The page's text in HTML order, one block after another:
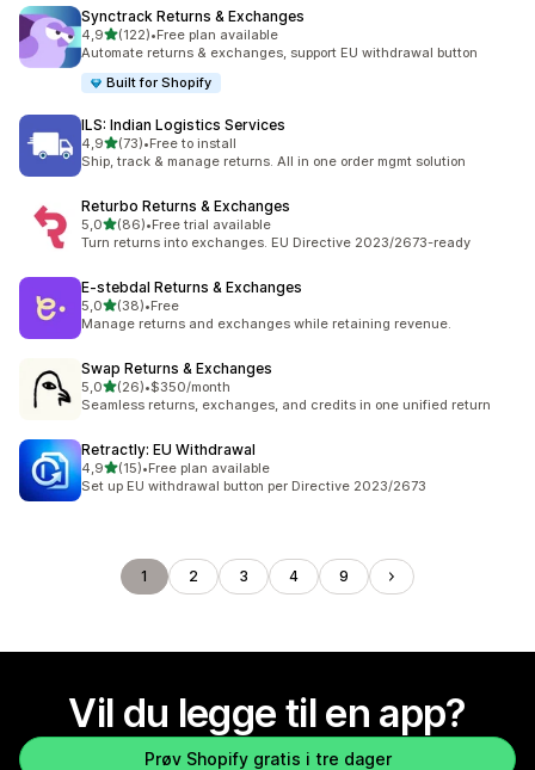
Synctrack Returns & Exchanges
4,9av 5 stjerner
(122)
Totalt 122 omtaler
•Free plan available
Automate returns & exchanges, support EU withdrawal button
Built for Shopify
ILS: Indian Logistics Services
4,9av 5 stjerner
(73)
Totalt 73 omtaler
•Free to install
Ship, track & manage returns. All in one order mgmt solution
Returbo Returns & Exchanges
5,0av 5 stjerner
(86)
Totalt 86 omtaler
•Free trial available
Turn returns into exchanges. EU Directive 2023/2673-ready
E‑stebdal Returns & Exchanges
5,0av 5 stjerner
(38)
Totalt 38 omtaler
•Free
Manage returns and exchanges while retaining revenue.
Swap Returns & Exchanges
5,0av 5 stjerner
(26)
Totalt 26 omtaler
•$350/month
Seamless returns, exchanges, and credits in one unified return
Retractly: EU Withdrawal
4,9av 5 stjerner
(15)
Totalt 15 omtaler
•Free plan available
Set up EU withdrawal button per Directive 2023/2673
1 2 3 4 9
Vil du legge til en app?
Prøv Shopify gratis i tre dager